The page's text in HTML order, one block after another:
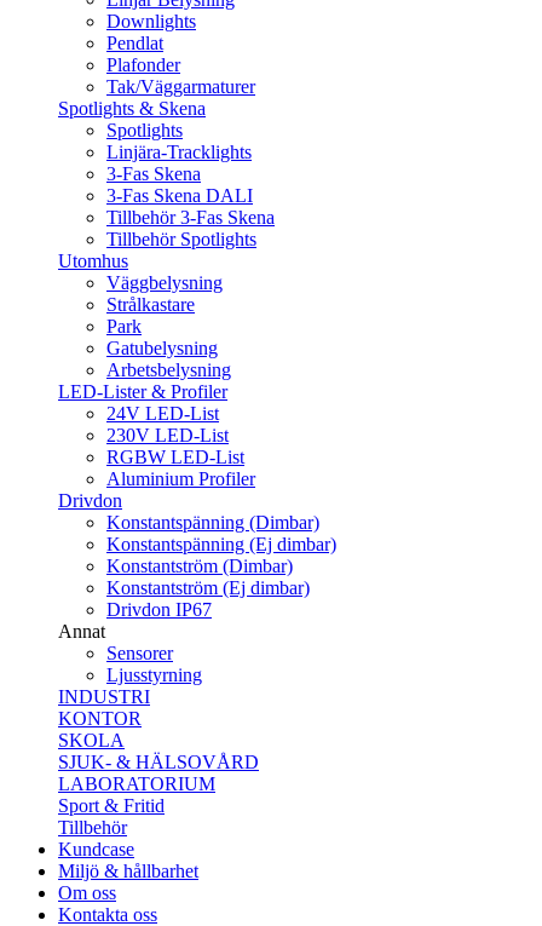
Downlights
Pendlat
Plafonder
Tak/Väggarmaturer
Spotlights & Skena
Spotlights
Linjära-Tracklights
3-Fas Skena
3-Fas Skena DALI
Tillbehör 3-Fas Skena
Tillbehör Spotlights
Utomhus
Väggbelysning
Strålkastare
Park
Gatubelysning
Arbetsbelysning
LED-Lister & Profiler
24V LED-List
230V LED-List
RGBW LED-List
Aluminium Profiler
Drivdon
Konstantspänning (Dimbar)
Konstantspänning (Ej dimbar)
Konstantström (Dimbar)
Konstantström (Ej dimbar)
Drivdon IP67
Annat
Sensorer
Ljusstyrning
INDUSTRI
KONTOR
SKOLA
SJUK- & HÄLSOVÅRD
LABORATORIUM
Sport & Fritid
Tillbehör
Kundcase
Miljö & hållbarhet
Om oss
Kontakta oss